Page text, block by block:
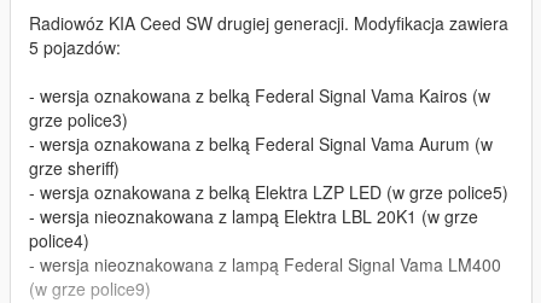
Radiowóz KIA Ceed SW drugiej generacji. Modyfikacja zawiera
5 pojazdów:
- wersja oznakowana z belką Federal Signal Vama Kairos (w
grze police3)
- wersja oznakowana z belką Federal Signal Vama Aurum (w
grze sheriff)
- wersja oznakowana z belką Elektra LZP LED (w grze police5)
- wersja nieoznakowana z lampą Elektra LBL 20K1 (w grze
police4)
- wersja nieoznakowana z lampą Federal Signal Vama LM400
(w grze police9)